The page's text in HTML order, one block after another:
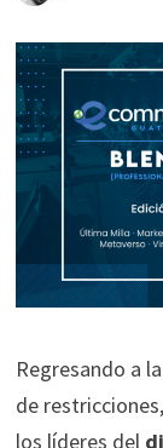
Regresando a
de
los líderes del